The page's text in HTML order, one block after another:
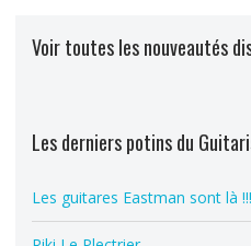
Voir toutes les nouveautés
Les derniers potins du
Les guitares Eastman sont là !!!